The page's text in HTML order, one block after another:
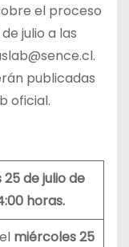
el proceso
julio a las
publicadas
oficial.
de julio de
horas.
miércoles 25